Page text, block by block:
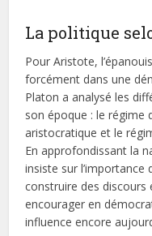
La politique
Pour Aristote,
forcément dans une
Platon a analysé les
son époque : le régime
aristocratique et le
En approfondissant la
insiste sur l’importance
construire des discours
encourager en
influence encore